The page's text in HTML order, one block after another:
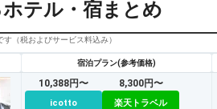
テル・宿まとめ
（税およびサービス料込み）
宿泊プラン(参考価格)
10,388円〜
icotto
8,300円〜
楽天トラベル